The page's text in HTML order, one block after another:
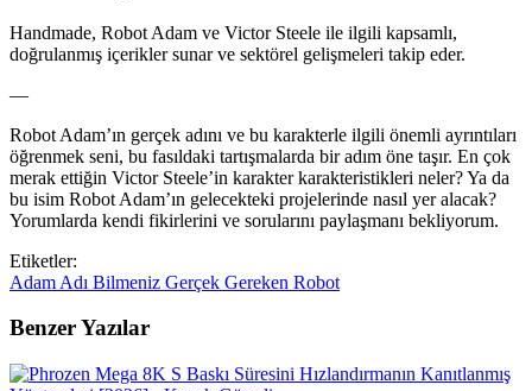
Handmade, Robot Adam ve Victor Steele ile ilgili kapsamlı,
doğrulanmış içerikler sunar ve sektörel gelişmeleri takip eder.
—
Robot Adam’ın gerçek adını ve bu karakterle ilgili önemli ayrıntıları
öğrenmek seni, bu fasıldaki tartışmalarda bir adım öne taşır. En çok
merak ettiğin Victor Steele’in karakter karakteristikleri neler? Ya da
bu isim Robot Adam’ın gelecekteki projelerinde nasıl yer alacak?
Yorumlarda kendi fikirlerini ve sorularını paylaşmanı bekliyorum.
Etiketler:
Adam Adı Bilmeniz Gerçek Gereken Robot
Benzer Yazılar